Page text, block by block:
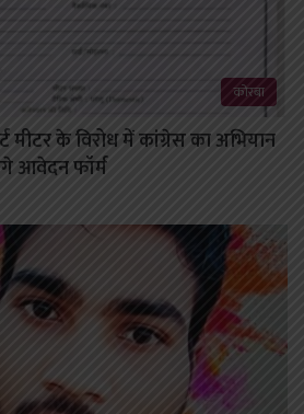
कोरबा
मीटर के विरोध में कांग्रेस का अभियान
आवेदन फॉर्म